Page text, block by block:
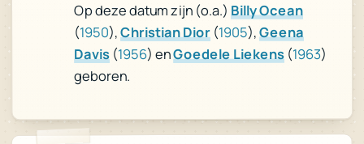
Op deze datum zijn (o.a.)Billy Ocean
(1950),Christian Dior (1905),Geena
Davis (1956) enGoedele Liekens (1963)
geboren.